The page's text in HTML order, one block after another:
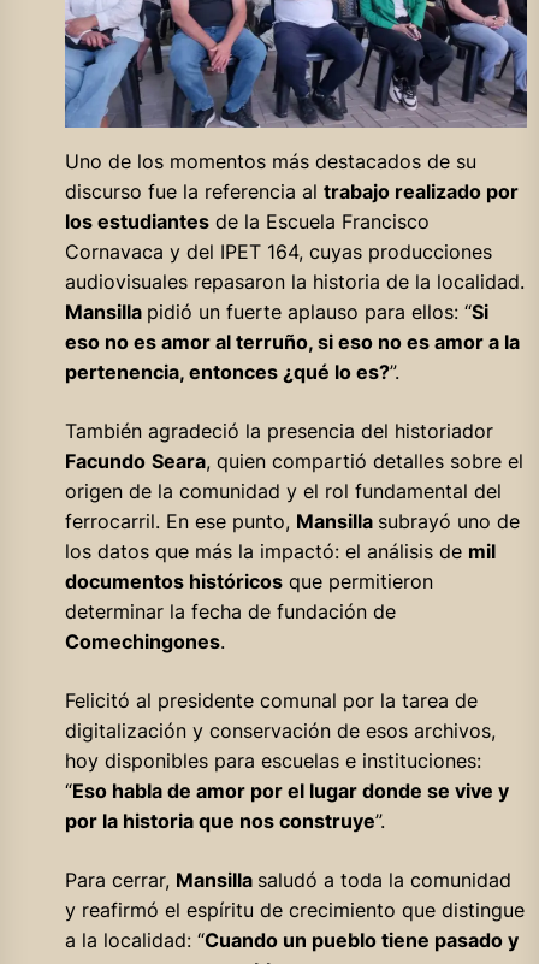
Uno de los momentos más destacados de su
discurso fue la referencia al trabajo realizado por
los estudiantesde la Escuela Francisco
Cornavaca y del IPET 164, cuyas producciones
audiovisuales repasaron la historia de la localidad.
Mansilla pidió un fuerte aplauso para ellos: “Si
eso no es amor al terruño, si eso no es amor a la
pertenencia, entonces ¿qué lo es?”.
También agradeció la presencia del historiador
Facundo Seara, quien compartió detalles sobre el
origen de la comunidad y el rol fundamental del
ferrocarril. En ese punto, Mansilla subrayó uno de
los datos que más la impactó: el análisis de mil
documentos históricosque permitieron
determinar la fecha de fundación de
Comechingones.
Felicitó al presidente comunal por la tarea de
digitalización y conservación de esos archivos,
hoy disponibles para escuelas e instituciones:
“Eso habla de amor por el lugar donde se vive y
por la historia que nos construye”.
Para cerrar, Mansilla saludó a toda la comunidad
y reafirmó el espíritu de crecimiento que distingue
a la localidad: “Cuando un pueblo tiene pasado y